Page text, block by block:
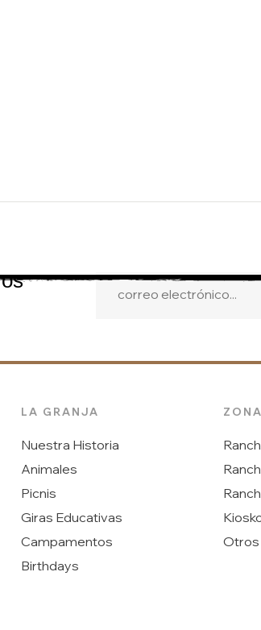
LA GRANJA
Nuestra Historia
Animales
Picnis
Giras Educativas
Campamentos
Birthdays
Otros